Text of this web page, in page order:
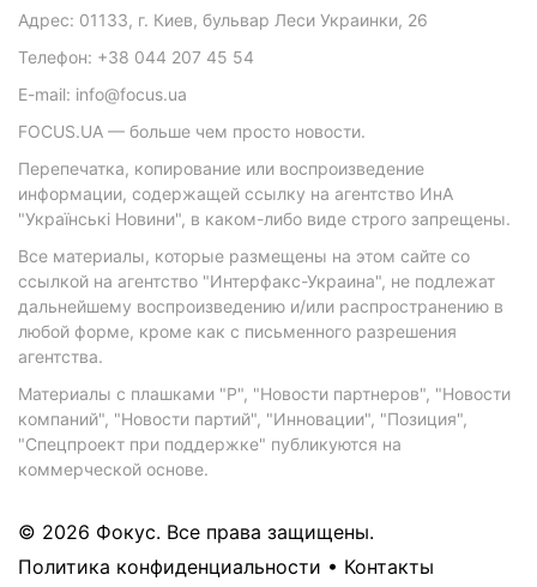
Адрес: 01133, г. Киев, бульвар Леси Украинки, 26
Телефон: +38 044 207 45 54
E-mail: info@focus.ua
FOCUS.UA — больше чем просто новости.
Перепечатка, копирование или воспроизведение
информации, содержащей ссылку на агентство ИнА
"Українські Новини", в каком-либо виде строго запрещены.
Все материалы, которые размещены на этом сайте со
ссылкой на агентство "Интерфакс-Украина", не подлежат
дальнейшему воспроизведению и/или распространению в
любой форме, кроме как с письменного разрешения
агентства.
Материалы с плашками "Р", "Новости партнеров", "Новости
компаний", "Новости партий", "Инновации", "Позиция",
"Спецпроект при поддержке" публикуются на
коммерческой основе.
© 2026 Фокус. Все права защищены.
Политика конфиденциальности • Контакты